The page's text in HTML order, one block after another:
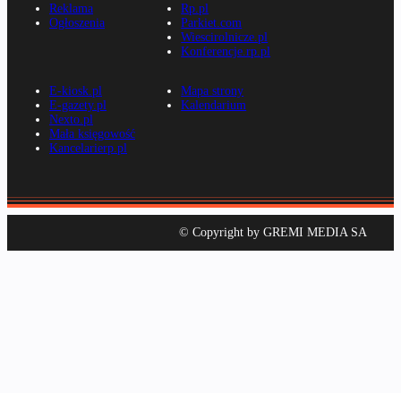
Reklama
Ogłoszenia
Rp.pl
Parkiet.com
Wiescirolnicze.pl
Konferencje.rp.pl
E-kiosk.pl
E-gazety.pl
Nexto.pl
Mała księgowość
Kancelarierp.pl
Mapa strony
Kalendarium
© Copyright by GREMI MEDIA SA